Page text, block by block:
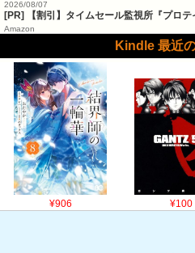
2026/08/07
[PR] 【割引】タイムセール監視所『プロテ
Amazon
Kindle 最近
¥906 ¥100